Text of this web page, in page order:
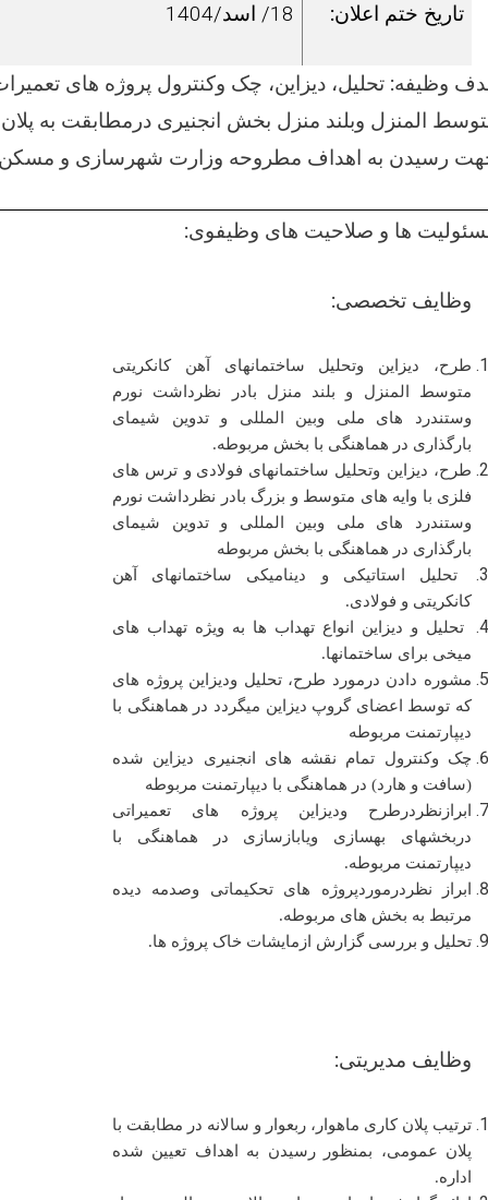
تاریخ ختم اعلان: 18/ اسد/1404
وظیفه: تحلیل، دیزاین، چک وکنترول پروژه های
المنزل وبلند منزل بخش انجنیری درمطابقت به پلان
رسیدن به اهداف مطروحه وزارت شهرسازی و
ها و صلاحیت های وظیفوی:
وظایف تخصصی:
طرح، دیزاین وتحلیل ساختمانهای آهن کانکریتی
متوسط المنزل و بلند منزل بادر نظرداشت نورم
وستندرد های ملی وبین المللی و تدوین شیمای
بارگذاری در هماهنگی با بخش مربوطه.
طرح، دیزاین وتحلیل ساختمانهای فولادی و ترس های
فلزی با وایه های متوسط و بزرگ بادر نظرداشت نورم
وستندرد های ملی وبین المللی و تدوین شیمای
بارگذاری در هماهنگی با بخش مربوطه
تحلیل استاتیکی و دینامیکی ساختمانهای آهن
کانکریتی و فولادی.
تحلیل و دیزاین انواع تهداب ها به ویژه تهداب های
میخی برای ساختمانها.
مشوره دادن درمورد طرح، تحلیل ودیزاین پروژه های
که توسط اعضای گروپ دیزاین میگردد در هماهنگی با
دیپارتمنت مربوطه
چک وکنترول تمام نقشه های انجنیری دیزاین شده
(سافت و هارد) در هماهنگی با دیپارتمنت مربوطه
ابرازنظردرطرح ودیزاین پروژه های تعمیراتی
دربخشهای بهسازی ویابازسازی در هماهنگی با
دیپارتمنت مربوطه.
ابراز نظردرموردپروژه های تحکیماتی وصدمه دیده
مرتبط به بخش های مربوطه.
تحلیل و بررسی گزارش ازمایشات خاک پروژه ها.
وظایف مدیریتی:
ترتیب پلان کاری ماهوار، ربعوار و سالانه در مطابقت با
پلان عمومی، بمنظور رسیدن به اهداف تعیین شده
اداره.